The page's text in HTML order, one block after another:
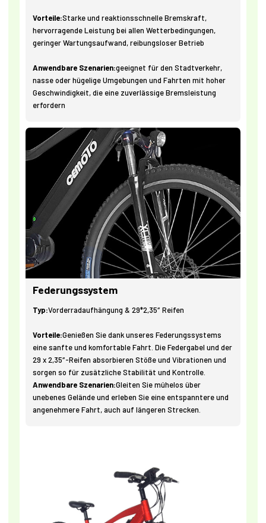
Vorteile:Starke und reaktionsschnelle Bremskraft,
hervorragende Leistung bei allen Wetterbedingungen,
geringer Wartungsaufwand, reibungsloser Betrieb
Anwendbare Szenarien:geeignet für den Stadtverkehr,
nasse oder hügelige Umgebungen und Fahrten mit hoher
Geschwindigkeit, die eine zuverlässige Bremsleistung
erfordern
Federungssystem
Typ:Vorderradaufhängung & 29*2,35″ Reifen
Vorteile:Genießen Sie dank unseres Federungssystems
eine sanfte und komfortable Fahrt. Die Federgabel und der
29 x 2,35″-Reifen absorbieren Stöße und Vibrationen und
sorgen so für zusätzliche Stabilität und Kontrolle.
Anwendbare Szenarien:Gleiten Sie mühelos über
unebenes Gelände und erleben Sie eine entspanntere und
angenehmere Fahrt, auch auf längeren Strecken.